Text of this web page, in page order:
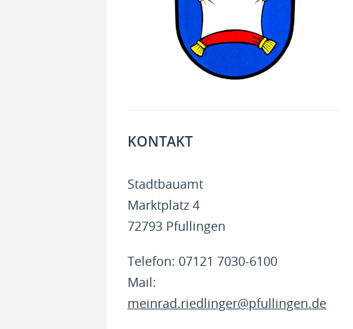
KONTAKT
Stadtbauamt
Marktplatz 4
72793 Pfullingen
Telefon: 07121 7030-6100
Mail:
meinrad.riedlinger@pfullingen.de